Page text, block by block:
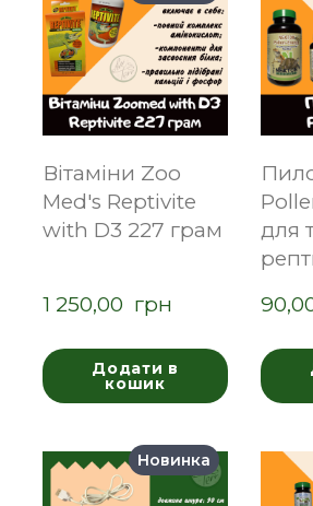
Вітаміни Zoo
Med's Reptivite
with D3 227 грам
1 250,00  грн
Додати в
кошик
для
Новинка